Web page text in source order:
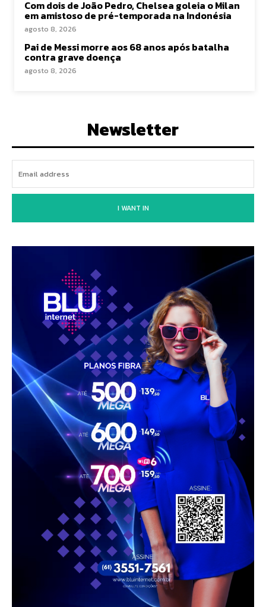
Com dois de João Pedro, Chelsea goleia o Milan
em amistoso de pré-temporada na Indonésia
agosto 8, 2026
Pai de Messi morre aos 68 anos após batalha
contra grave doença
agosto 8, 2026
Newsletter
I WANT IN